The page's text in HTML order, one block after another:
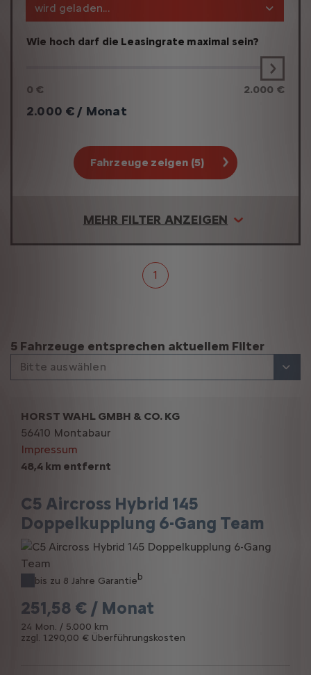
wird geladen...
Wie hoch darf die Leasingrate maximal sein?
0 € 2.000 €
2.000 € / Monat
Fahrzeuge zeigen (5)
MEHR FILTER ANZEIGEN
1
Suchergebnisse
5 Fahrzeuge entsprechen aktuellem Filter
Bitte auswählen
48,4 km entfernt
C5 Aircross Hybrid 145
Doppelkupplung 6-Gang Team
bis zu 8 Jahre Garantieb
251,58 € / Monat
24 Mon. / 5.000 km
zzgl. 1.290,00 € Überführungskosten
HORST WAHL GMBH & CO. KG
56410 Montabaur
Impressum